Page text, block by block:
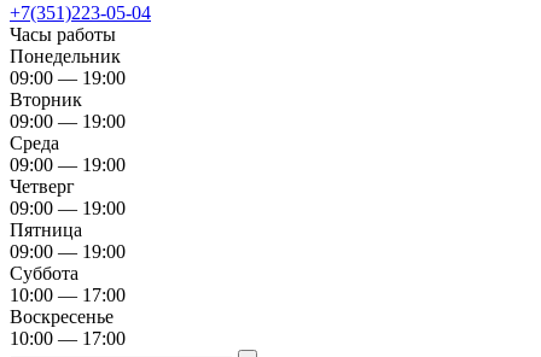
+7(351)223-05-04
Часы работы
Понедельник
09:00 — 19:00
Вторник
09:00 — 19:00
Среда
09:00 — 19:00
Четверг
09:00 — 19:00
Пятница
09:00 — 19:00
Суббота
10:00 — 17:00
Воскресенье
10:00 — 17:00